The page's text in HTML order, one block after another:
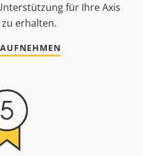
für Ihre Axis
erhalten.